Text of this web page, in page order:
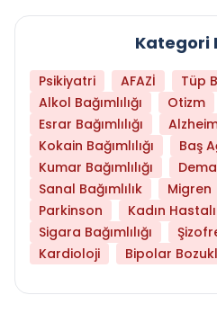
Kategori
Psikiyatri AFAZİ
Tüp
Alkol Bağımlılığı
Otizm
Esrar Bağımlılığı
Kokain Bağımlılığı
Baş
Kumar Bağımlılığı
Sanal Bağımlılık
Migren
Parkinson
Kadın
Sigara Bağımlılığı
Kardioloji
Bipolar